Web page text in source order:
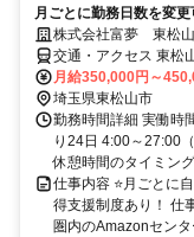
月ごとに勤務日数を変更
株式会社富夢 東松
交通・アクセス 東松
月給350,000円～
埼玉県東松山市
勤務時間詳細 実働時
り24日 4:00～27:00
休憩時間のタイミン
仕事内容 ⭐月ごとに
得支援制度あり！ 仕
圏内のAmazonセン